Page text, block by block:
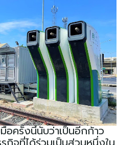
อครั้งนี้นับว่าเป็นอีกก้าว